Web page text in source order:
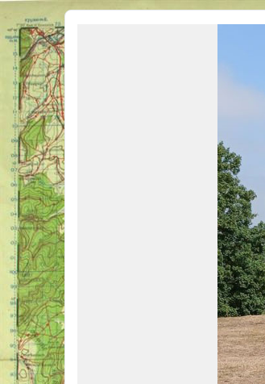
Bienvenue sur LE forum des passionnés de